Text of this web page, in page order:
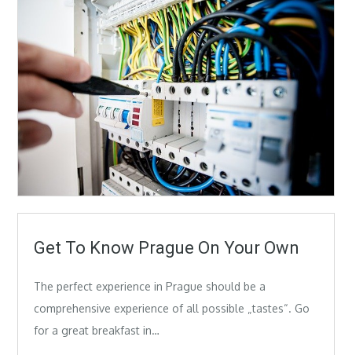
Get To Know Prague On Your Own
The perfect experience in Prague should be a
comprehensive experience of all possible „tastes“. Go
for a great breakfast in…